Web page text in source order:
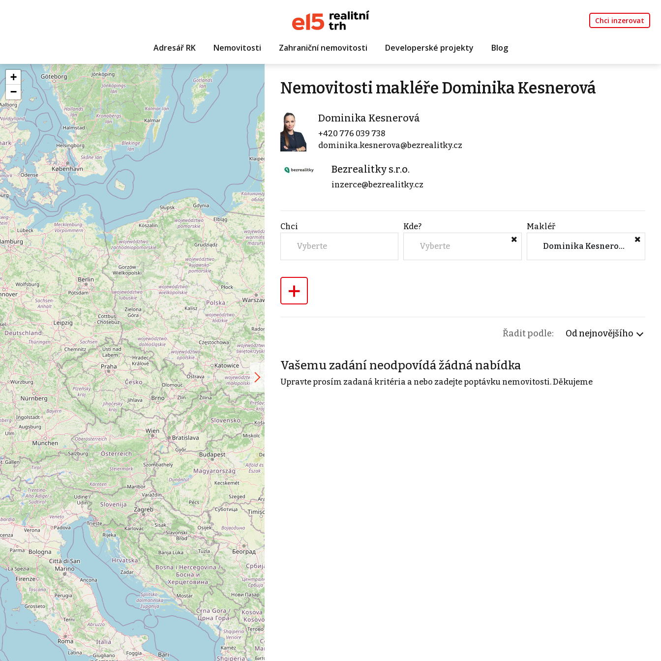
Chci inzerovat
Adresář RK Nemovitosti Zahraniční nemovitosti Developerské projekty Blog
+
−
Nemovitosti makléře Dominika Kesnerová
Dominika Kesnerová
+420 776 039 738
dominika.kesnerova@bezrealitky.cz
Bezrealitky s.r.o.
inzerce@bezrealitky.cz
Chci
Vyberte
Kde?
Vyberte
Makléř
Dominika Kesnerová (Bezrealitky s.r.o.)
+
Řadit podle: Od nejnovějšího
Vašemu zadání neodpovídá žádná nabídka
Upravte prosím zadaná kritéria a nebo zadejte poptávku nemovitosti. Děkujeme